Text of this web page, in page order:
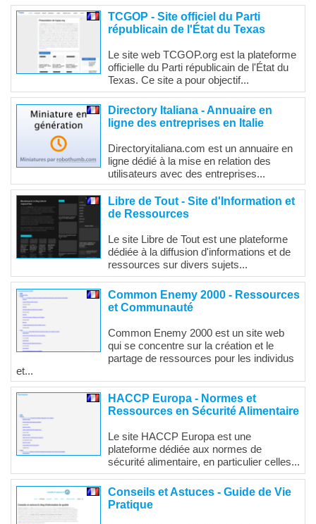
TCGOP - Site officiel du Parti
républicain de l'État du Texas
Le site web TCGOP.org est la plateforme
officielle du Parti républicain de l'État du
Texas. Ce site a pour objectif...
Directory Italiana - Annuaire en
ligne des entreprises en Italie
Directoryitaliana.com est un annuaire en
ligne dédié à la mise en relation des
utilisateurs avec des entreprises...
Libre de Tout - Site d'Information et
de Ressources
Le site Libre de Tout est une plateforme
dédiée à la diffusion d'informations et de
ressources sur divers sujets...
Common Enemy 2000 - Ressources
et Communauté
Common Enemy 2000 est un site web
qui se concentre sur la création et le
partage de ressources pour les individus
et...
HACCP Europa - Normes et
Ressources en Sécurité Alimentaire
Le site HACCP Europa est une
plateforme dédiée aux normes de
sécurité alimentaire, en particulier celles...
Conseils et Astuces - Guide de Vie
Pratique